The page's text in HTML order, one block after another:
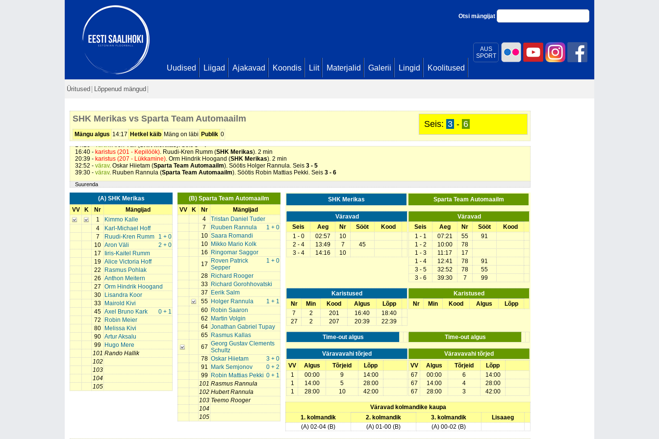
AUS
SPORT
Otsi mängijat
Uudised Liigad Ajakavad Koondis Liit Materjalid Galerii Lingid Koolitused
Üritused Lõppenud mängud
Seis: 3 - 6
SHK Merikas vs Sparta Team Automaailm
Mängu algus 14:17 Hetkel käib Mäng on läbi Publik 0
07:21 -värav. Holger Rannula (Sparta Team Automaailm). Söötis Mark Semjonov. Seis1 - 1
10:00 -värav. Oskar Hiietam (Sparta Team Automaailm). Seis1 - 2
. Roven Patrick Sepper (
12:41 -värav. Oskar Hiietam (Sparta Team Automaailm). Söötis Mark Semjonov. Seis
13:49 -värav. Ruudi-Kren Rumm (SHK Merikas). Söötis Axel Bruno Kark. Seis
14:16 -värav. Aron Väli (SHK Merikas). Seis3 - 4
16:40 - karistus (201 - Kepilöök). Ruudi-Kren Rumm (SHK Merikas). 2 min
20:39 - karistus (207 - Lükkamine). Orm Hindrik Hoogand (SHK Merikas). 2 min
32:52 - värav. Oskar Hiietam (Sparta Team Automaailm). Söötis Holger Rannula. Seis 3 - 5
39:30 - värav. Ruuben Rannula (Sparta Team Automaailm). Söötis Robin Mattias Pekki. Seis 3 - 6
Suurenda
(A) SHK Merikas
VV
K Nr
Mängijad
1
Kimmo Kalle
4
Karl-Michael Hoff
7
1 + 0
Ruudi-Kren Rumm
10
2 + 0
Aron Väli
17
Iiris-Kaitel Rumm
19 Alice Victoria Hoff
22
Rasmus Pohlak
26 Anthon Meitern
27 Orm Hindrik Hoogand
30
Lisandra Koor
33
Mairold Kivi
45
0 + 1
Axel Bruno Kark
72
Robin Meier
80
Melissa Kivi
90 Artur Aksalu
99
Hugo Mere
101 Rando Hallik
102
103
104
105
(B) Sparta Team Automaailm
VV
K Nr
Mängijad
4
Tristan Daniel Tuder
7
1 + 0
Ruuben Rannula
10 Saara Romandi
10
Mikko Mario Kolk
16
Ringomar Saggor
17
1 + 0
Roven Patrick
Sepper
28
Richard Rooger
33
Richard Gorohhovatski
37
Eerik Salm
55
1 + 1
Holger Rannula
60
Robin Saaron
62
Martin Volgin
64 Jonathan Gabriel Tupay
65
Rasmus Kallas
67 Georg Gustav Clements
Schultz
78
3 + 0
Oskar Hiietam
91
0 + 2
Mark Semjonov
99
0 + 1
Robin Mattias Pekki
101 Rasmus Rannula
102 Hubert Rannula
103 Teemo Rooger
104
105
SHK Merikas Sparta Team Automaailm
Väravad
Seis
Aeg Nr Sööt
Kood
1 - 0
02:57
10
2 - 4
13:49 7
45
3 - 4
14:16 10
Väravad
Seis
Aeg Nr Sööt
Kood
1 - 1
07:21 55
91
1 - 2
10:00
78
1 - 3
11:17
17
1 - 4
12:41 78
91
3 - 5
32:52 78
55
3 - 6
39:30 7 99
Karistused
Nr
Min Kood Algus
Lõpp
7
2 201 16:40
18:40
27
2 207 20:39 22:39
Karistused
Nr
Min Kood Algus Lõpp
Time-out algus Time-out algus
Väravavahi tõrjed
Väravavahi tõrjed
VV
Algus Tõrjeid
Lõpp
1
00:00 9
14:00
1
14:00 5
28:00
1
28:00 10 42:00
VV Algus Tõrjeid
Lõpp
67
00:00 6
14:00
67
14:00 4
28:00
67
28:00 3 42:00
Väravad kolmandike kaupa
1. kolmandik
2. kolmandik 3. kolmandik
Lisaaeg
(A) 02-04 (B)
(A) 01-00 (B) (A) 00-02 (B)